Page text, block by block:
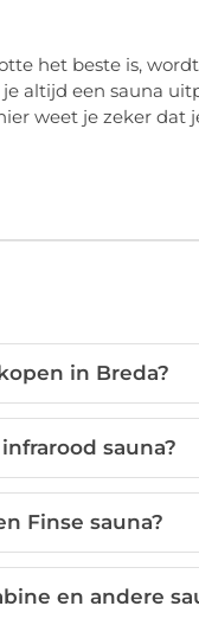
het beste is,
altijd een sauna
weet je zeker dat
in Breda?
sauna?
Finse sauna?
en andere